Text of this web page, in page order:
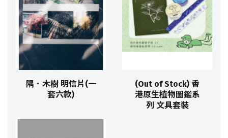
隅．木樹 明信片(一
套六款)
(Out of Stock) 香
港原生植物圖鑑系
列 文具套裝